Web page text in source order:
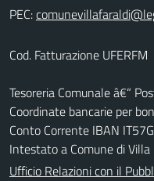
PEC:
Cod. Fatturazione UFERFM
Tesoreria Comunale â€“
Coordinate bancarie per
Conto Corrente IBAN
Intestato a Comune di Villa
Ufficio Relazioni con il